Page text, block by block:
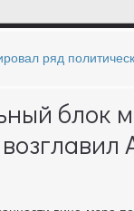
ряд
блок